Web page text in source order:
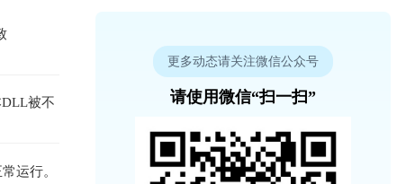
被不
运行。
更多动态请关注微信公众号
请使用微信“扫一扫”